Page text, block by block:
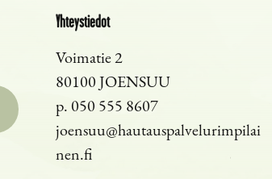
Yhteystiedot
Voimatie 2
80100 JOENSUU
p. 050 555 8607
joensuu@hautauspalvelurimpilai
nen.fi